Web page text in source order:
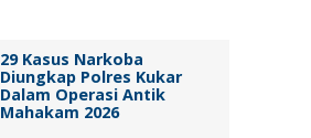
29 Kasus Narkoba
Diungkap Polres Kukar
Dalam Operasi Antik
Mahakam 2026